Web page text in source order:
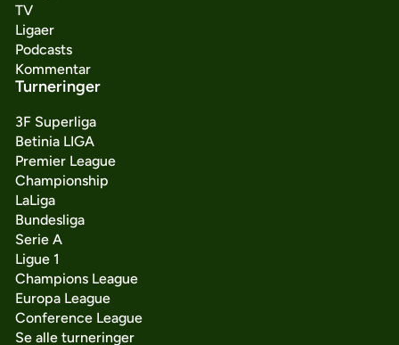
TV
Ligaer
Podcasts
Kommentar
Turneringer
3F Superliga
Betinia LIGA
Premier League
Championship
LaLiga
Bundesliga
Serie A
Ligue 1
Champions League
Europa League
Conference League
Se alle turneringer